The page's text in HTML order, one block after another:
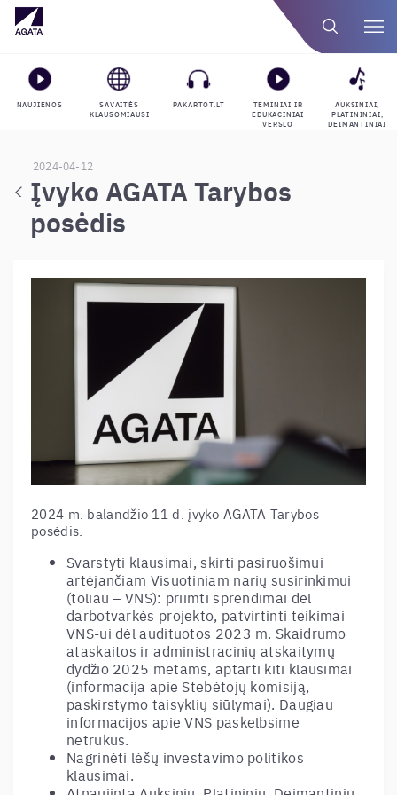
NAUJIENOS
SAVAITĖS
KLAUSOMIAUSI
PAKARTOT.LT
TEMINIAI IR
EDUKACINIAI
VERSLO
AUKSINIAI,
PLATININIAI,
DEIMANTINIAI
2024-04-12
Įvyko AGATA Tarybos
posėdis
2024 m. balandžio 11 d. įvyko AGATA Tarybos
posėdis.
Svarstyti klausimai, skirti pasiruošimui
artėjančiam Visuotiniam narių susirinkimui
(toliau – VNS): priimti sprendimai dėl
darbotvarkės projekto, patvirtinti teikimai
VNS-ui dėl audituotos 2023 m. Skaidrumo
ataskaitos ir administracinių atskaitymų
dydžio 2025 metams, aptarti kiti klausimai
(informacija apie Stebėtojų komisiją,
paskirstymo taisyklių siūlymai). Daugiau
informacijos apie VNS paskelbsime
netrukus.
Nagrinėti lėšų investavimo politikos
klausimai.